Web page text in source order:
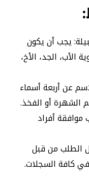
:
يجب أن يكون
الأب، الجد، الأخ،
عن أربعة أسماء
أو الفخذ.
موافقة أفراد
الطلب من قبل
كافة السجلات.